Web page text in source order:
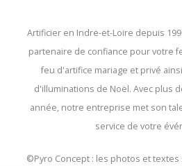
Artificier en Indre-et-Loire depuis
partenaire de confiance pour votre
feu d'artifice mariage et privé
d'illuminations de Noël. Avec plus
année, notre entreprise met son
service de votre
©Pyro Concept : les photos et